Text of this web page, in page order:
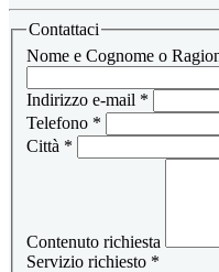
Contattaci
Nome e Cognome o
Indirizzo e-mail *
Telefono *
Città *
Contenuto richiesta
Servizio richiesto *